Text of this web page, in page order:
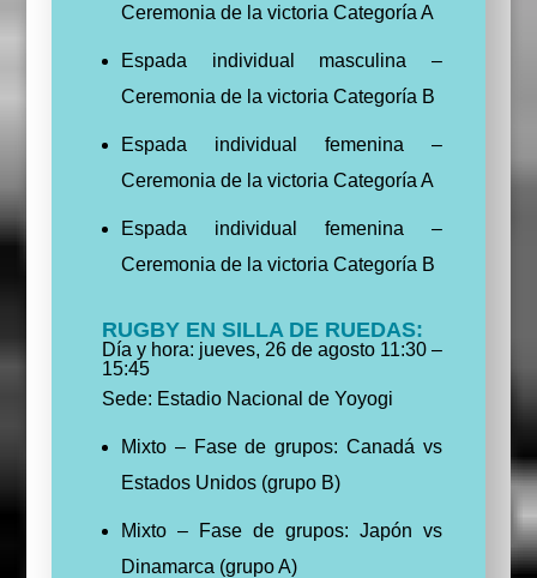
Ceremonia de la victoria Categoría A
Espada individual masculina –
Ceremonia de la victoria Categoría B
Espada individual femenina –
Ceremonia de la victoria Categoría A
Espada individual femenina –
Ceremonia de la victoria Categoría B
RUGBY EN SILLA DE RUEDAS:
Día y hora: jueves, 26 de agosto 11:30 –
15:45
Sede: Estadio Nacional de Yoyogi
Mixto – Fase de grupos: Canadá vs
Estados Unidos (grupo B)
Mixto – Fase de grupos: Japón vs
Dinamarca (grupo A)